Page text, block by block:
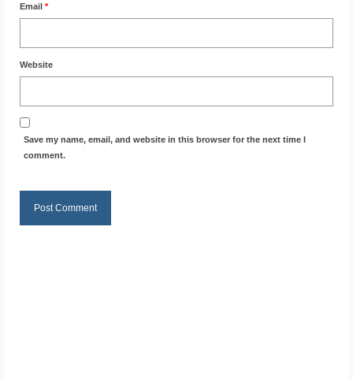
Email *
Website
Save my name, email, and website in this browser for the next time I
comment.